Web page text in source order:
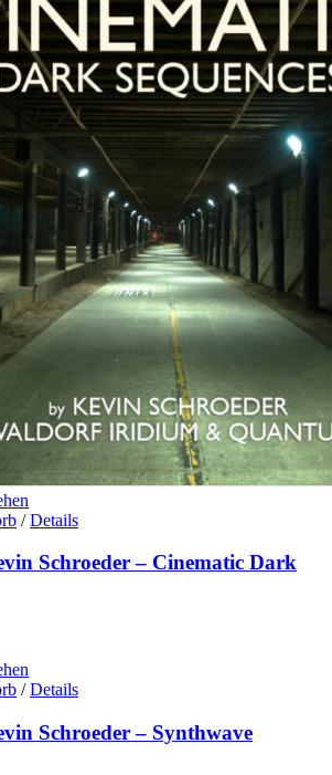
/ Details
Schroeder – Cinematic Dark
/ Details
Schroeder – Synthwave